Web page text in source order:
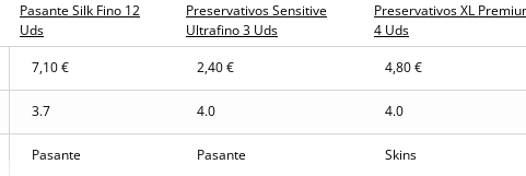
Pasante Silk Fino 12
Uds
Preservativos Sensitive
Ultrafino 3 Uds
Preservativos XL
4 Uds
7,10 € 2,40 € 4,80 €
3.7 4.0 4.0
Pasante Pasante Skins